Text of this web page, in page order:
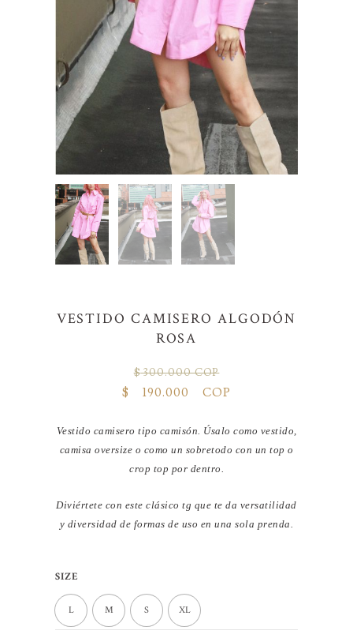
VESTIDO CAMISERO ALGODÓN
ROSA
$300.000 COP
El
precio
era:
$ 300.000 COP.
$ 190.000 COP
El
precio
es:
$ 190.000 COP.
Vestido camisero tipo camisón. Úsalo como vestido,
camisa oversize o como un sobretodo con un top o
crop top por dentro.
Diviértete con este clásico tg que te da versatilidad
y diversidad de formas de uso en una sola prenda.
SIZE
L M S XL
CAMISERO
ALGODÓN
ROSA